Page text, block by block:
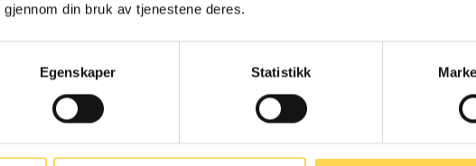
din bruk av tjenestene deres.
Egenskaper Statistikk